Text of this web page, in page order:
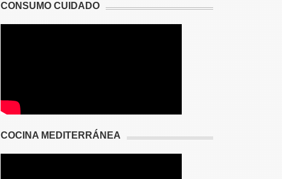
CONSUMO CUIDADO
COCINA MEDITERRÁNEA